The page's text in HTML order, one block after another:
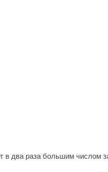
в два раза большим числом